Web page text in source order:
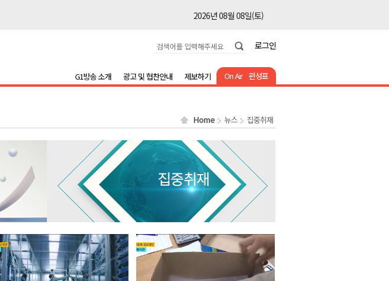
2026년 08월 08일(토)
2026년 08월 08일(토)
2026년 08월 08일(토)
2026년 08월 07일(금)
2026년 08월 07일(금)
2026년 08월 08일(토)
2026년 08월 08일(토)
2026년 08월 08일(토)
2026년 08월 08일(토)
2026년 08월 08일(토)
2026년 08월 08일(토)
로그인
On Air 편성표
G1방송 소개 광고 및 협찬안내 제보하기
Home 뉴스 집중취재